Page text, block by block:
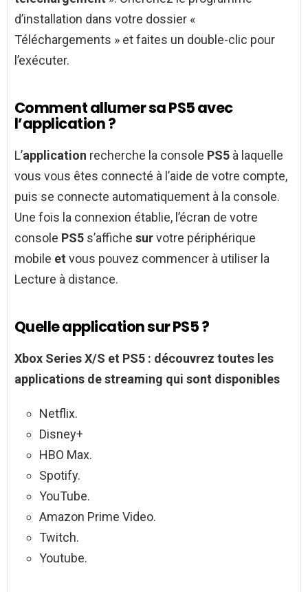
d’installation dans votre dossier «
Téléchargements » et faites un double-clic pour
l’exécuter.
Comment allumer sa PS5 avec
l’application ?
L’application recherche la console PS5 à laquelle
vous vous êtes connecté à l’aide de votre compte,
puis se connecte automatiquement à la console.
Une fois la connexion établie, l’écran de votre
console PS5 s’affiche survotre périphérique
mobile et vous pouvez commencer à utiliser la
Lecture à distance.
Quelle application sur PS5 ?
Xbox Series X/S et PS5 : découvrez toutes les
applications de streaming qui sont disponibles
Netflix.
Disney+
HBO Max.
Spotify.
YouTube.
Amazon Prime Video.
Twitch.
Youtube.